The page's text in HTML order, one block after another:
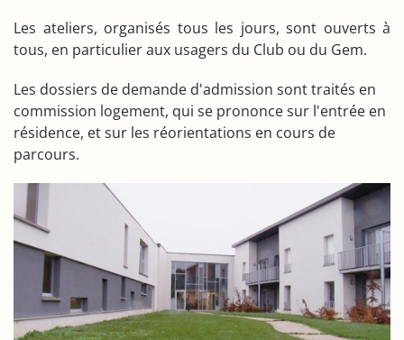
Les ateliers, organisés tous les jours, sont ouverts à
tous, en particulier aux usagers du Club ou du Gem.
Les dossiers de demande d'admission sont traités en
commission logement, qui se prononce sur l'entrée en
résidence, et sur les réorientations en cours de
parcours.